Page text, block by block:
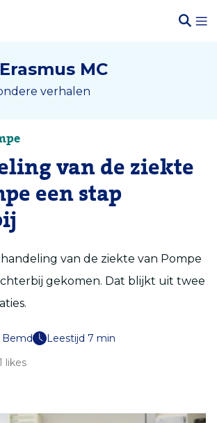
Erasmus MC
verhalen
van de ziekte
een stap
van de ziekte van Pompe
gekomen. Dat blijkt uit twee
Bemd
Leestijd 7 min
likes